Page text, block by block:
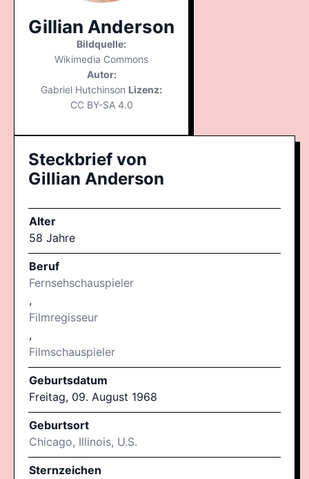
Gillian Anderson
Bildquelle:
Wikimedia Commons
Autor:
Gabriel Hutchinson Lizenz:
CC BY-SA 4.0
Steckbrief von
Gillian Anderson
Alter
58 Jahre
Beruf
Fernsehschauspieler
,
Filmregisseur
,
Filmschauspieler
Geburtsdatum
Freitag, 09. August 1968
Geburtsort
Chicago, Illinois, U.S.
Sternzeichen